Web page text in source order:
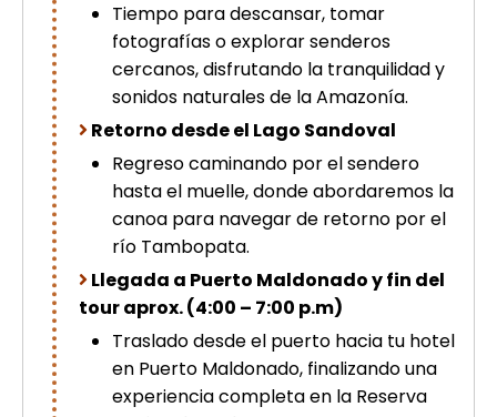
Tiempo para descansar, tomar
fotografías o explorar senderos
cercanos, disfrutando la tranquilidad y
sonidos naturales de la Amazonía.
Retorno desde el Lago Sandoval
Regreso caminando por el sendero
hasta el muelle, donde abordaremos la
canoa para navegar de retorno por el
río Tambopata.
Llegada a Puerto Maldonado y fin del
tour aprox. (4:00 – 7:00 p.m)
Traslado desde el puerto hacia tu hotel
en Puerto Maldonado, finalizando una
experiencia completa en la Reserva